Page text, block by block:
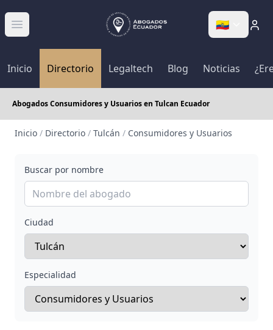
Abrir menú 🇪🇨
Inicio Directorio Legaltech Blog Noticias
Abogados Consumidores y Usuarios en Tulcan Ecuador
Inicio / Directorio / Tulcán / Consumidores y Usuarios
Buscar por nombre
Ciudad
Especialidad